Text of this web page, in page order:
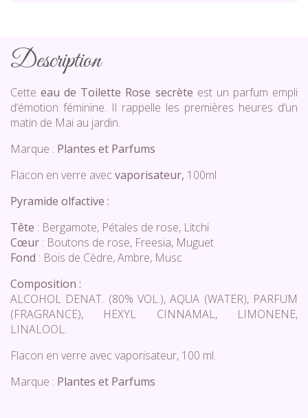
Description
Cette eau de Toilette Rose secrète est un parfum empli
d’émotion féminine. Il rappelle les premières heures d’un
matin de Mai au jardin.
Marque : Plantes et Parfums
Flacon en verre avec vaporisateur, 100ml
Pyramide olfactive :
Tête : Bergamote, Pétales de rose, Litchi
Cœur : Boutons de rose, Freesia, Muguet
Fond : Bois de Cèdre, Ambre, Musc
Composition :
ALCOHOL DENAT. (80% VOL.), AQUA (WATER), PARFUM
(FRAGRANCE), HEXYL CINNAMAL, LIMONENE,
LINALOOL.
Flacon en verre avec vaporisateur, 100 ml.
Marque : Plantes et Parfums